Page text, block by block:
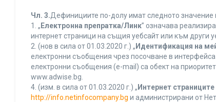
Чл. 3.Дефинициите по-долу имат следното значение
1. „ Електронна препратка/Линк” означава
интернет страници на същия уебсайт или към други
2. (нов в сила от 01.03.2020 г.) „ Идентификация на
електронни съобщения чрез посочване в
електронни съобщения (e-mail) са обект на
www.adwise.bg.
4. (изм. в сила от 01.03.2020 г.) „ Интернет
http://info.netinfocompany.bg и администрирани от